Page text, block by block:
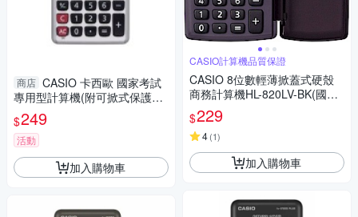
商店 CASIO 卡西歐 國家考試
專用型計算機(附可掀式保護殼)
(SX-300P-N)
$249
活動
加入購物車
CASIO計算機品質保證
CASIO 8位數輕薄掀蓋式硬殼
商務計算機HL-820LV-BK(國家
考試專用機種)
$229
4(1)
加入購物車